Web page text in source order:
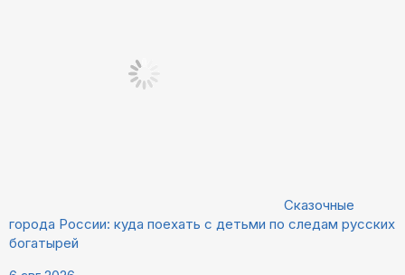
Сказочные
города России: куда поехать с детьми по следам русских
богатырей